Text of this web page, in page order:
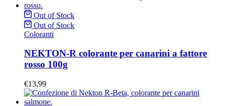
Out of Stock
Out of Stock
Coloranti
NEKTON-R colorante per canarini a fattore
rosso 100g
€13,99